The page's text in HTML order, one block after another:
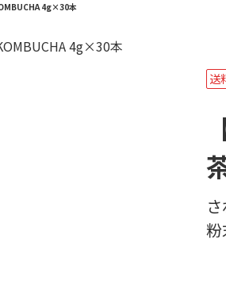
の取り組み
卸業者様はこちら
4g×30本
送
粉